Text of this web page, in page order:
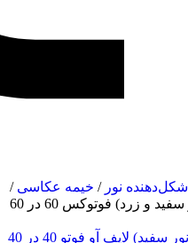
شکل‌دهنده نور / خیمه عکاسی /
خیمه عکاسی LED دار دوحالته (نور سفید و زرد) فوتوکس 60 در 60